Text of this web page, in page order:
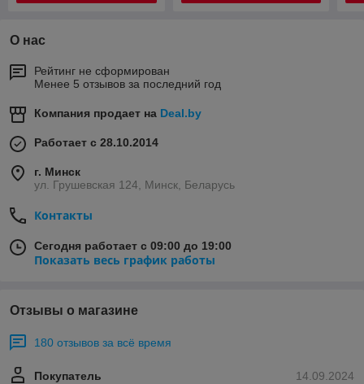
О нас
Рейтинг не сформирован
Менее 5 отзывов за последний год
Компания продает на Deal.by
Работает с 28.10.2014
г. Минск
ул. Грушевская 124, Минск, Беларусь
Контакты
Сегодня работает с 09:00 до 19:00
Показать весь график работы
Отзывы о магазине
180 отзывов за всё время
14.09.2024
Покупатель